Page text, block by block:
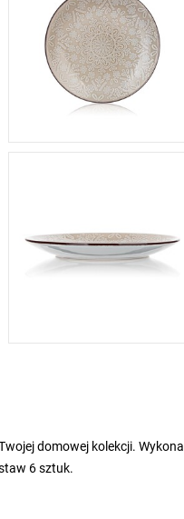
domowej kolekcji.
6 sztuk.